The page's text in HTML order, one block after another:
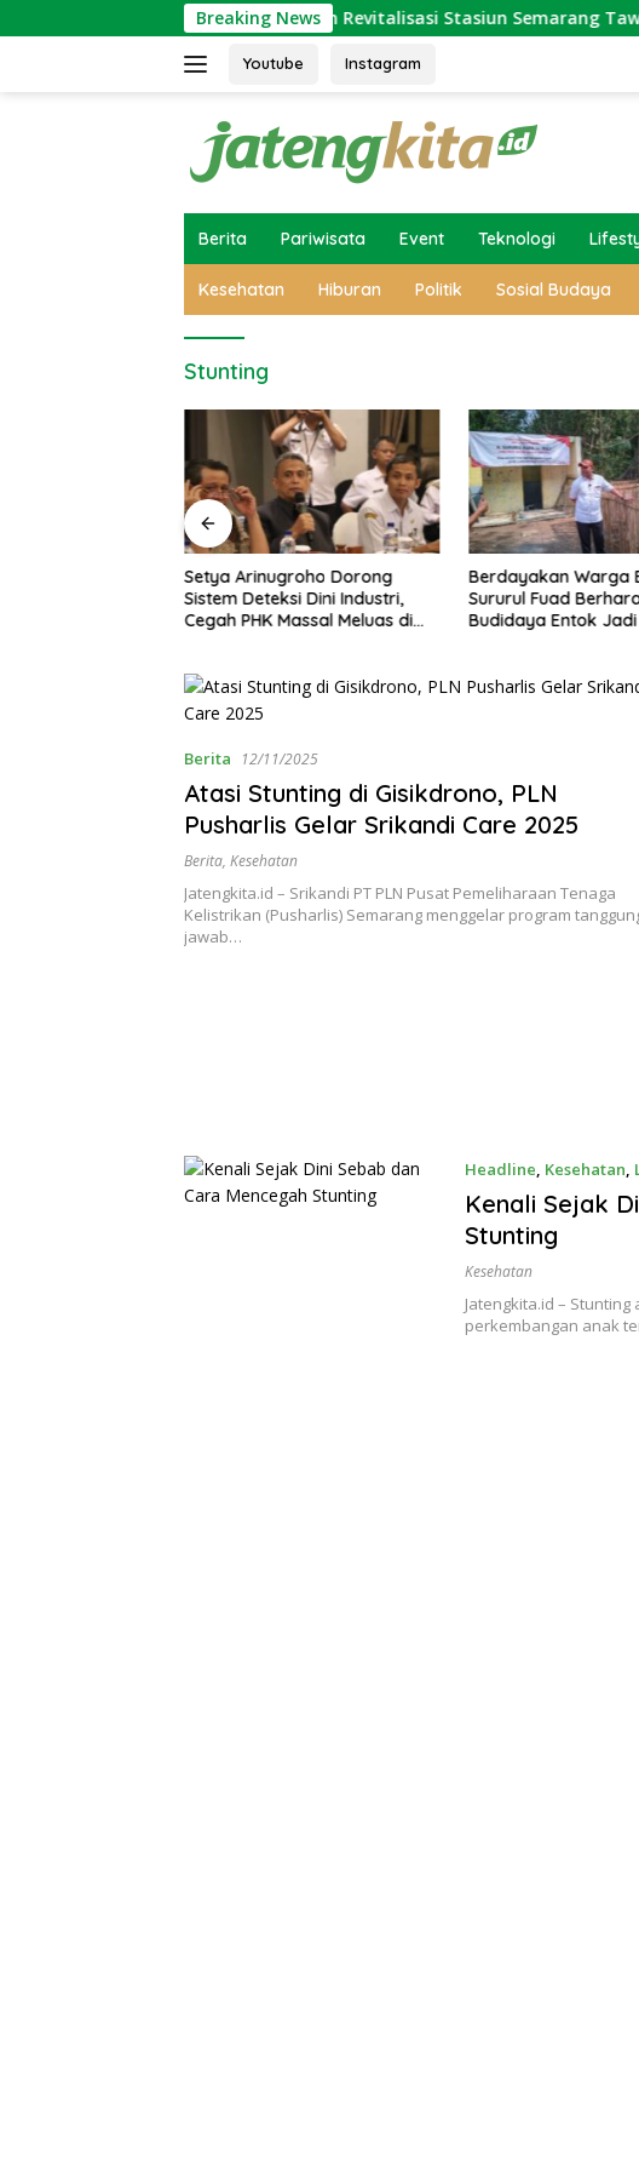
to
Breaking News
Ini Alasan Revitalisasi Stasiun Semarang Tawang,
Youtube Instagram
Berita Pariwisata Event Teknologi
Kesehatan Hiburan Politik Sosial Budaya
Stunting
Berdayakan Warga Brebes,
Sururul Fuad Berharap
Budidaya Entok Jadi Penopang
Sejarah Kawasan
Semarang di Era
Berita 12/11/2025
Atasi Stunting di Gisikdrono, PLN
Pusharlis Gelar Srikandi Care 2025
Berita, Kesehatan
Jatengkita.id – Srikandi PT PLN Pusat Pemeliharaan Tenaga
Kelistrikan (Pusharlis) Semarang menggelar program
jawab…
Headline, Kesehatan,
Kenali Sejak
Stunting
Kesehatan
Jatengkita.id –
perkembangan anak